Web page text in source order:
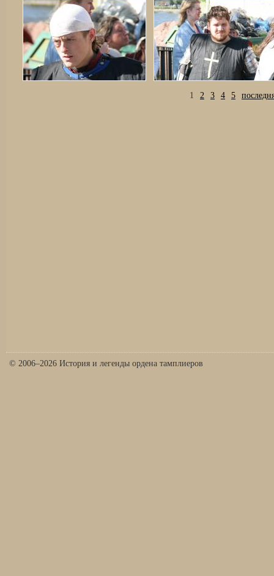
1 2 3 4 5
© 2006–2026 История и легенды ордена тамплиеров